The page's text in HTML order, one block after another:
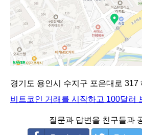
경기도 용인시 수지구 포은대로 317
비트코인 거래를 시작하고 100달러
질문과 답변을 친구들과